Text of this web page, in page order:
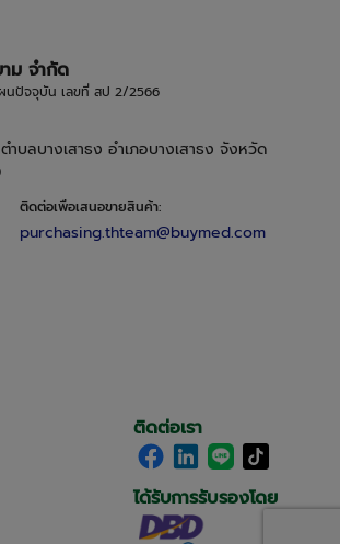
ม จำกัด
นปัจจุบัน เลขที่ สป 2/2566
บลบางเสาธง อำเภอบางเสาธง จังหวัด
ติดต่อเพื่อเสนอขายสินค้า:
purchasing.thteam@buymed.com
ติดต่อเรา
ได้รับการรับรองโดย